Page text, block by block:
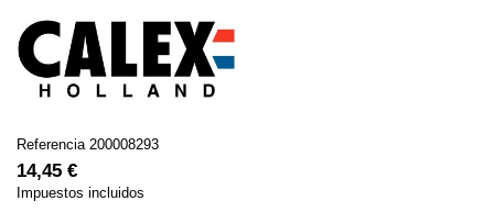
Referencia 200008293
14,45 €
Impuestos incluidos